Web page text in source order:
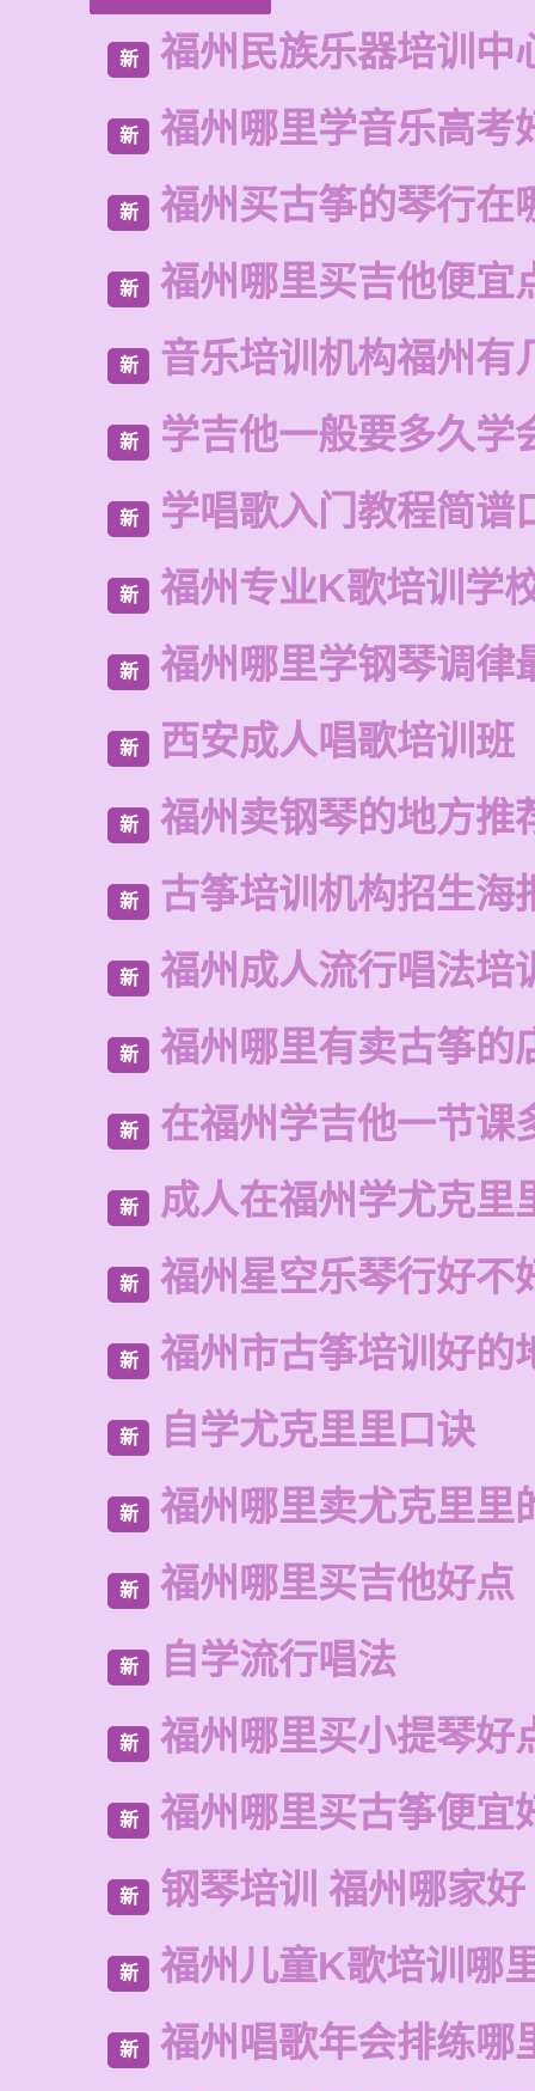
新 福州民族乐器培训中
新 福州哪里学音乐高考
新 福州买古筝的琴行在
新 福州哪里买吉他便宜
新 音乐培训机构福州有
新 学吉他一般要多久学
新 学唱歌入门教程简谱
新 福州专业K歌培训学
新 福州哪里学钢琴调律
新 西安成人唱歌培训班
新 福州卖钢琴的地方推
新 古筝培训机构招生海
新 福州成人流行唱法培
新 福州哪里有卖古筝的
新 在福州学吉他一节课
新 成人在福州学尤克里
新 福州星空乐琴行好不
新 福州市古筝培训好的
新 自学尤克里里口诀
新 福州哪里卖尤克里里
新 福州哪里买吉他好点
新 自学流行唱法
新 福州哪里买小提琴好
新 福州哪里买古筝便宜
新 钢琴培训 福州哪家好
新 福州儿童K歌培训哪
新 福州唱歌年会排练哪